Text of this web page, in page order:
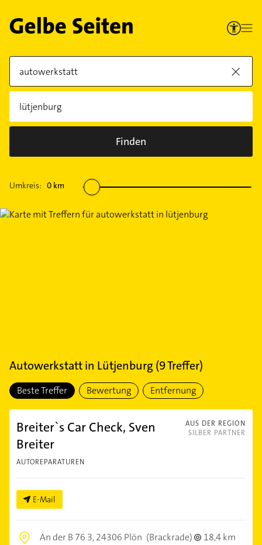
Finden
Umkreis: 0 km
Autowerkstattin Lütjenburg (9Treffer)
Beste Treffer Bewertung Entfernung
AUS DER REGION
SILBER PARTNER
Breiter`s Car Check, Sven
Breiter
AUTOREPARATUREN
E-Mail
An der B 76 3,24306 Plön (Brackrade)
18,4 km